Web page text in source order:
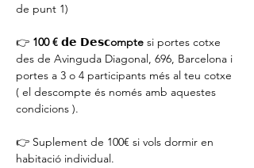
de punt 1)
👉 100 € 𝗱𝗲 𝗗𝗲𝘀𝗰ompte si portes cotxe
des de Avinguda Diagonal, 696, Barcelona i
portes a 3 o 4 participants més al teu cotxe
( el descompte és només amb aquestes
condicions ).
👉 Suplement de 100€ si vols dormir en
habitació individual.